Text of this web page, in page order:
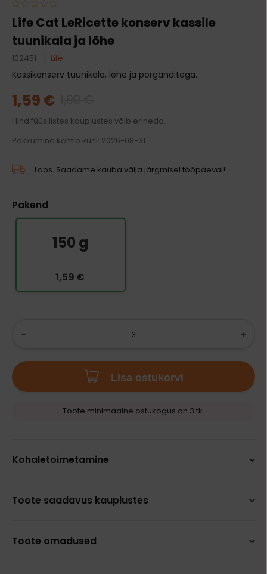
Life Cat LeRicette konserv kassile
tuunikala ja lõhe
102451 Life
Kassikonserv tuunikala, lõhe ja porganditega.
1,59 €
Hind füüsilistes kauplustes võib erineda.
Pakkumine kehtib kuni: 2026-08-31
Laos. Saadame kauba välja järgmisel tööpäeval!
Pakend
150 g
1,59 €
Lisa ostukorvi
Toote minimaalne ostukogus on 3 tk.
Kohaletoimetamine
Toote saadavus kauplustes
Toote omadused